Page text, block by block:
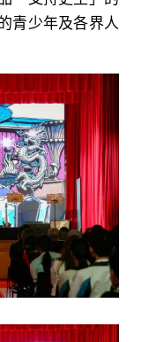
青少年及各界人